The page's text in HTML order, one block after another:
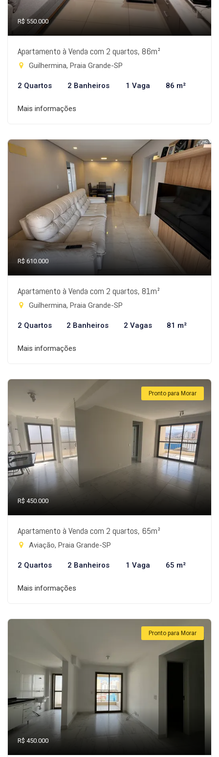
R$ 550.000
Apartamento à Venda com 2 quartos, 86m²
Guilhermina, Praia Grande-SP
2 Quartos 2 Banheiros 1 Vaga 86 m²
Mais informações
R$ 610.000
Apartamento à Venda com 2 quartos, 81m²
Guilhermina, Praia Grande-SP
2 Quartos 2 Banheiros 2 Vagas 81 m²
Mais informações
Pronto para Morar
R$ 450.000
Apartamento à Venda com 2 quartos, 65m²
Aviação, Praia Grande-SP
2 Quartos 2 Banheiros 1 Vaga 65 m²
Mais informações
Pronto para Morar
R$ 450.000